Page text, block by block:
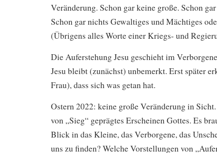
Veränderung. Schon gar keine große. Schon
Schon gar nichts Gewaltiges und Mächtiges
(Übrigens alles Worte einer Kriegs- und
Die Auferstehung Jesu geschieht im
Jesu bleibt (zunächst) unbemerkt. Erst später
Frau), dass sich was getan hat.
Ostern 2022: keine große Veränderung in
von „Sieg“ geprägtes Erscheinen Gottes. Es
Blick in das Kleine, das Verborgene, das
uns zu finden? Welche Vorstellungen von